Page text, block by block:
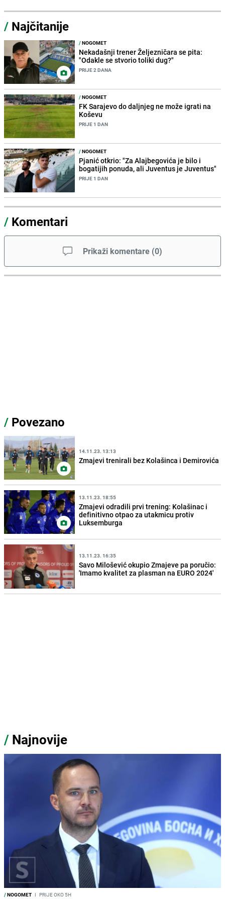
/ Najčitanije
/NOGOMET
Nekadašnji trener Željezničara se pita:
"Odakle se stvorio toliki dug?"
PRIJE 2 DANA
/NOGOMET
FK Sarajevo do daljnjeg ne može igrati na
Koševu
PRIJE 1 DAN
/NOGOMET
Pjanić otkrio: "Za Alajbegovića je bilo i
bogatijih ponuda, ali Juventus je Juventus"
PRIJE 1 DAN
/ Komentari
Prikaži komentare (0)
/ Povezano
14.11.23. 13:13
Zmajevi trenirali bez Kolašinca i Demirovića
13.11.23. 18:55
Zmajevi odradili prvi trening: Kolašinac i
definitivno otpao za utakmicu protiv
Luksemburga
13.11.23. 16:35
Savo Milošević okupio Zmajeve pa poručio:
'Imamo kvalitet za plasman na EURO 2024'
/ Najnovije
/NOGOMET I PRIJE OKO 5H